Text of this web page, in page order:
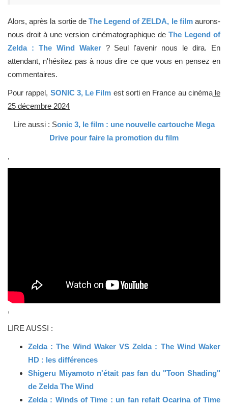
Alors, après la sortie de The Legend of ZELDA, le filmaurons-
nous droit à une version cinématographique de The Legend of
Zelda : The Wind Waker? Seul l'avenir nous le dira. En
attendant, n'hésitez pas à nous dire ce que vous en pensez en
commentaires.
Pour rappel, SONIC 3, Le Film est sorti en France au cinémale
25 décembre 2024
Lire aussi : Sonic 3, le film : une nouvelle cartouche Mega
Drive pour faire la promotion du film
,
,
LIRE AUSSI :
Zelda : The Wind Waker VS Zelda : The Wind Waker
HD : les différences​
Shigeru Miyamoto n'était pas fan du "Toon Shading"
de Zelda The Wind
Zelda : Winds of Time : un fan refait Ocarina of Time